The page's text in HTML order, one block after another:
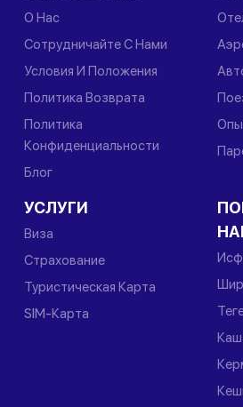
О Нас
Сотрудничайте С Нами
Условия И Положения
Политика Возврата
Политика
Конфиденциальности
Блог
УСЛУГИ
Виза
Страхование
Туристическая Карта
SIM-Карта